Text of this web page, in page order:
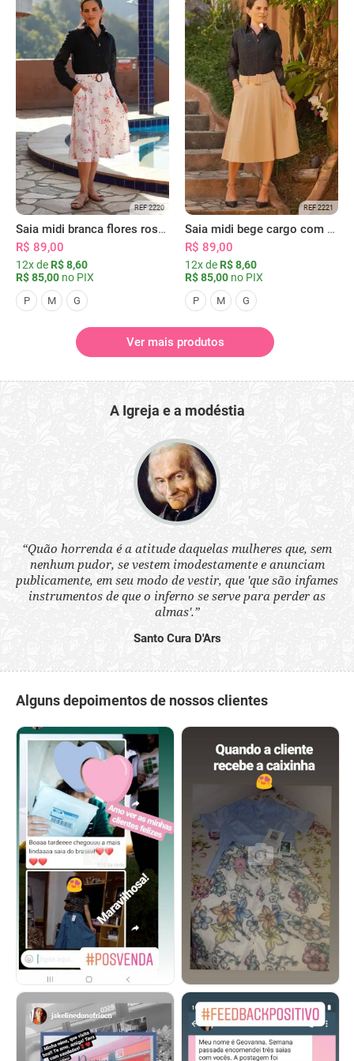
REF 2220
Saia midi branca flores rosas com bolsos
R$ 89,00
12x de R$ 8,60
R$ 85,00 no PIX
P M G
REF 2221
Saia midi bege cargo com bolsos
R$ 89,00
12x de R$ 8,60
R$ 85,00 no PIX
P M G
Ver mais produtos
A Igreja e a modéstia
“Quão horrenda é a atitude daquelas mulheres que, sem
nenhum pudor, se vestem imodestamente e anunciam
publicamente, em seu modo de vestir, que 'que são infames
instrumentos de que o inferno se serve para perder as
almas'.”
Santo Cura D'Ars
Alguns depoimentos de nossos clientes